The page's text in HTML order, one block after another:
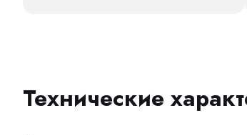
Технические